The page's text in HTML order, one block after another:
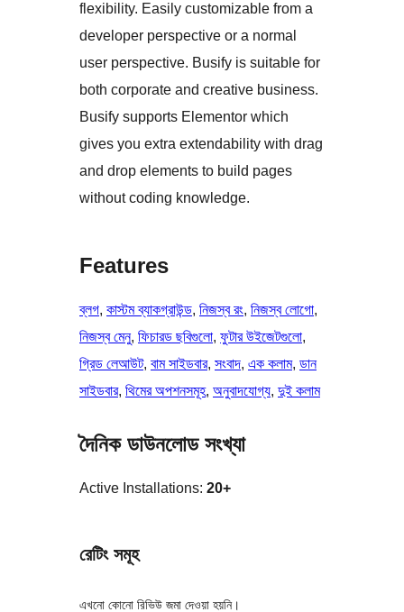
flexibility. Easily customizable from a
developer perspective or a normal
user perspective. Busify is suitable for
both corporate and creative business.
Busify supports Elementor which
gives you extra extendability with drag
and drop elements to build pages
without coding knowledge.
Features
ব্লগ, কাস্টম ব্যাকগ্রাউন্ড, নিজস্ব রং, নিজস্ব লোগো
নিজস্ব মেনু, ফিচারড ছবিগুলো, ফুটার উইজেটগুলো
গ্রিড লেআউট, বাম সাইডবার, সংবাদ, এক কলাম, ডান
সাইডবার, থিমের অপশনসমূহ, অনুবাদযোগ্য, দুই কলাম
দৈনিক ডাউনলোড সংখ্যা
Active Installations: 20+
রেটিং সমূহ
এখনো কোনো রিভিউ জমা দেওয়া হয়নি।